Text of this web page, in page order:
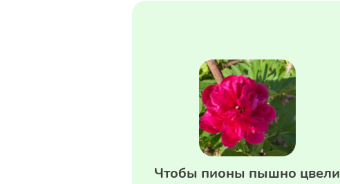
Чтобы пионы пышно цвели